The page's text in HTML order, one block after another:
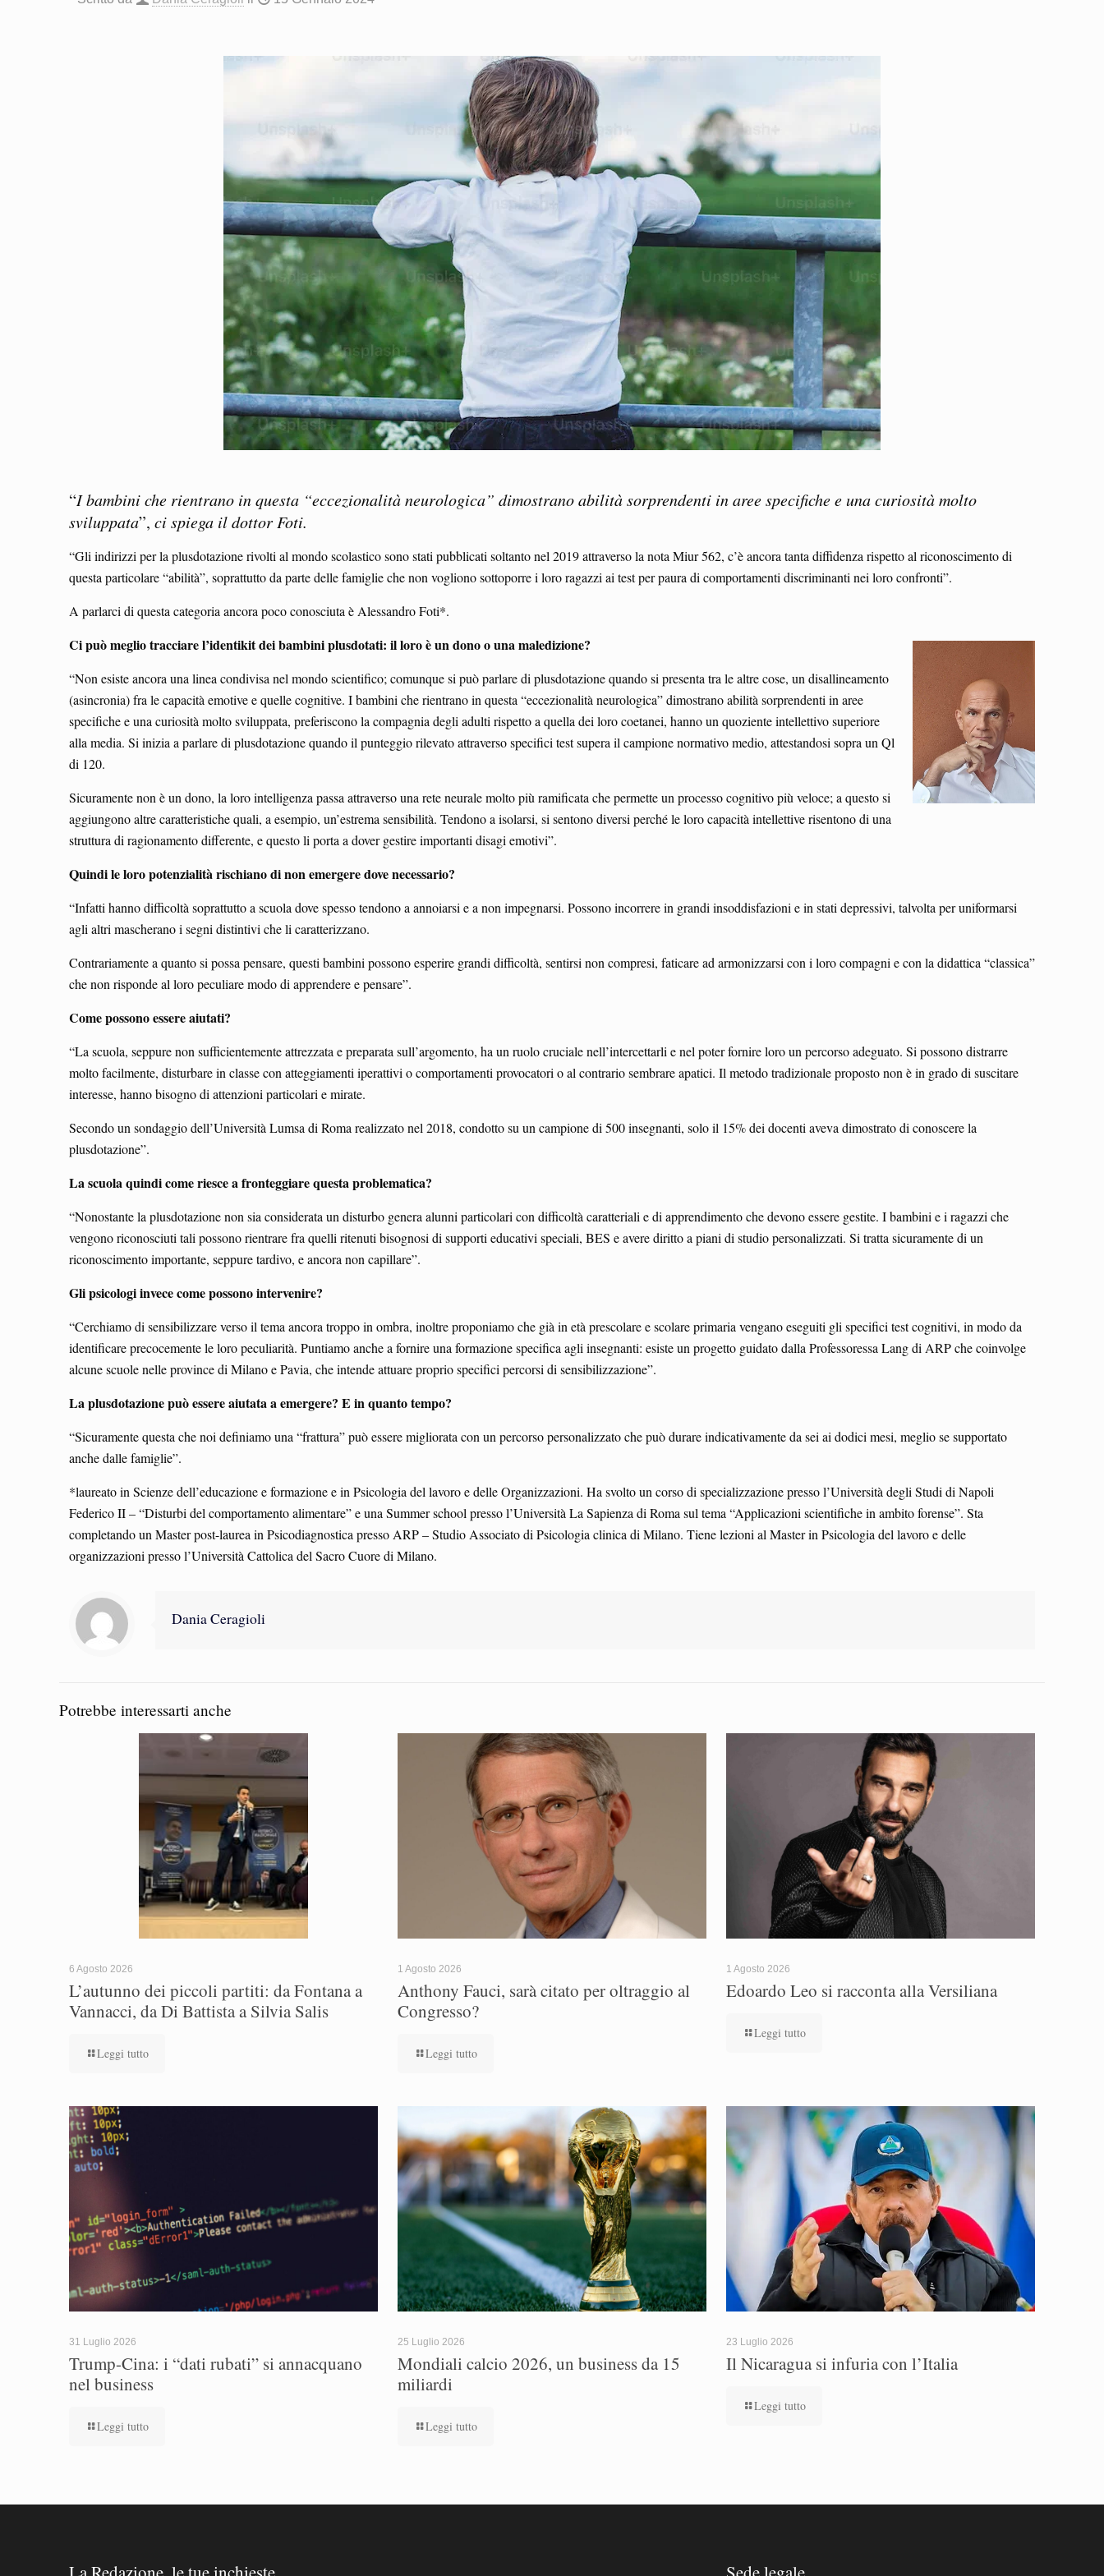
“I bambini che rientrano in questa “eccezionalità neurologica” dimostrano abilità sorprendenti in aree specifiche e una curiosità molto
sviluppata”, ci spiega il dottor Foti.
“Gli indirizzi per la plusdotazione rivolti al mondo scolastico sono stati pubblicati soltanto nel 2019 attraverso la nota Miur 562, c’è ancora tanta diffidenza rispetto al riconoscimento di
questa particolare “abilità”, soprattutto da parte delle famiglie che non vogliono sottoporre i loro ragazzi ai test per paura di comportamenti discriminanti nei loro confronti”.
A parlarci di questa categoria ancora poco conosciuta è Alessandro Foti*.
Ci può meglio tracciare l’identikit dei bambini plusdotati: il loro è un dono o una maledizione?
“Non esiste ancora una linea condivisa nel mondo scientifico; comunque si può parlare di plusdotazione quando si presenta tra le altre cose, un disallineamento
(asincronia) fra le capacità emotive e quelle cognitive. I bambini che rientrano in questa “eccezionalità neurologica” dimostrano abilità sorprendenti in aree
specifiche e una curiosità molto sviluppata, preferiscono la compagnia degli adulti rispetto a quella dei loro coetanei, hanno un quoziente intellettivo superiore
alla media. Si inizia a parlare di plusdotazione quando il punteggio rilevato attraverso specifici test supera il campione normativo medio, attestandosi sopra un Ql
di 120.
Sicuramente non è un dono, la loro intelligenza passa attraverso una rete neurale molto più ramificata che permette un processo cognitivo più veloce; a questo si
aggiungono altre caratteristiche quali, a esempio, un’estrema sensibilità. Tendono a isolarsi, si sentono diversi perché le loro capacità intellettive risentono di una
struttura di ragionamento differente, e questo li porta a dover gestire importanti disagi emotivi”.
Quindi le loro potenzialità rischiano di non emergere dove necessario?
“Infatti hanno difficoltà soprattutto a scuola dove spesso tendono a annoiarsi e a non impegnarsi. Possono incorrere in grandi insoddisfazioni e in stati depressivi, talvolta per uniformarsi
agli altri mascherano i segni distintivi che li caratterizzano.
Contrariamente a quanto si possa pensare, questi bambini possono esperire grandi difficoltà, sentirsi non compresi, faticare ad armonizzarsi con i loro compagni e con la didattica “classica”
che non risponde al loro peculiare modo di apprendere e pensare”.
Come possono essere aiutati?
“La scuola, seppure non sufficientemente attrezzata e preparata sull’argomento, ha un ruolo cruciale nell’intercettarli e nel poter fornire loro un percorso adeguato. Si possono distrarre
molto facilmente, disturbare in classe con atteggiamenti iperattivi o comportamenti provocatori o al contrario sembrare apatici. Il metodo tradizionale proposto non è in grado di suscitare
interesse, hanno bisogno di attenzioni particolari e mirate.
Secondo un sondaggio dell’Università Lumsa di Roma realizzato nel 2018, condotto su un campione di 500 insegnanti, solo il 15% dei docenti aveva dimostrato di conoscere la
plusdotazione”.
La scuola quindi come riesce a fronteggiare questa problematica?
“Nonostante la plusdotazione non sia considerata un disturbo genera alunni particolari con difficoltà caratteriali e di apprendimento che devono essere gestite. I bambini e i ragazzi che
vengono riconosciuti tali possono rientrare fra quelli ritenuti bisognosi di supporti educativi speciali, BES e avere diritto a piani di studio personalizzati. Si tratta sicuramente di un
riconoscimento importante, seppure tardivo, e ancora non capillare”.
Gli psicologi invece come possono intervenire?
“Cerchiamo di sensibilizzare verso il tema ancora troppo in ombra, inoltre proponiamo che già in età prescolare e scolare primaria vengano eseguiti gli specifici test cognitivi, in modo da
identificare precocemente le loro peculiarità. Puntiamo anche a fornire una formazione specifica agli insegnanti: esiste un progetto guidato dalla Professoressa Lang di ARP che coinvolge
alcune scuole nelle province di Milano e Pavia, che intende attuare proprio specifici percorsi di sensibilizzazione”.
La plusdotazione può essere aiutata a emergere? E in quanto tempo?
“Sicuramente questa che noi definiamo una “frattura” può essere migliorata con un percorso personalizzato che può durare indicativamente da sei ai dodici mesi, meglio se supportato
anche dalle famiglie”.
*laureato in Scienze dell’educazione e formazione e in Psicologia del lavoro e delle Organizzazioni. Ha svolto un corso di specializzazione presso l’Università degli Studi di Napoli
Federico II – “Disturbi del comportamento alimentare” e una Summer school presso l’Università La Sapienza di Roma sul tema “Applicazioni scientifiche in ambito forense”. Sta
completando un Master post-laurea in Psicodiagnostica presso ARP – Studio Associato di Psicologia clinica di Milano. Tiene lezioni al Master in Psicologia del lavoro e delle
organizzazioni presso l’Università Cattolica del Sacro Cuore di Milano.
Dania Ceragioli
Potrebbe interessarti anche
6 Agosto 2026
L’autunno dei piccoli partiti: da Fontana a
Vannacci, da Di Battista a Silvia Salis
Leggi tutto
1 Agosto 2026
Anthony Fauci, sarà citato per oltraggio al
Congresso?
Leggi tutto
1 Agosto 2026
Edoardo Leo si racconta alla Versiliana
Leggi tutto
31 Luglio 2026
Trump-Cina: i “dati rubati” si annacquano
nel business
Leggi tutto
25 Luglio 2026
Mondiali calcio 2026, un business da 15
miliardi
Leggi tutto
23 Luglio 2026
Il Nicaragua si infuria con l’Italia
Leggi tutto